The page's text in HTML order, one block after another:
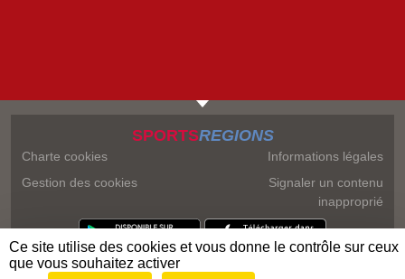
SPORTSREGIONS
Charte cookies
Gestion des cookies
Informations légales
Signaler un contenu
inapproprié
Ce site utilise des cookies et vous donne le contrôle sur ceux
que vous souhaitez activer